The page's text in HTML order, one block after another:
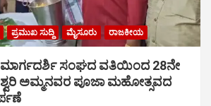
ಪ್ರಮುಖ ಸುದ್ದಿ ಮೈಸೂರು ರಾಜಕೀಯ
ಮಾರ್ಗದರ್ಶಿ ಸಂಘದ ವತಿಯಿಂದ 28ನೇ
ಅಮ್ಮನವರ ಪೂಜಾ ಮಹೋತ್ಸವದ